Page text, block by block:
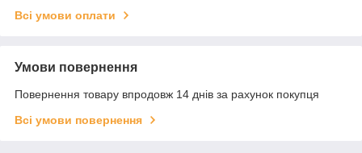
Всі умови оплати
Умови повернення
Повернення товару впродовж 14 днів за рахунок покупця
Всі умови повернення